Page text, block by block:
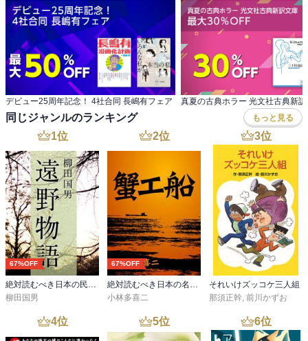
デビュー25周年記念！ 4社合同 長嶋有フェア
同じジャンルのランキング もっと見る
1位
67%OFF
絶対読むべき日本の民話 遠野物語
柳田国男
2位
67%OFF
絶対読むべき日本の名作 蟹工船
小林多喜二
3位
それいけズッコケ三人組
那須正幹, 前川かずお
4位 5位 6位